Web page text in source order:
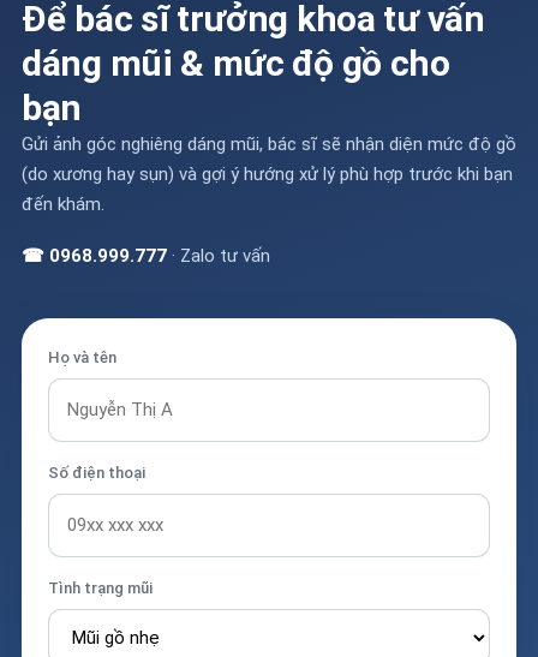
Để bác sĩ trưởng khoa tư vấn
dáng mũi & mức độ gồ cho
bạn
Gửi ảnh góc nghiêng dáng mũi, bác sĩ sẽ nhận diện mức độ gồ
(do xương hay sụn) và gợi ý hướng xử lý phù hợp trước khi bạn
đến khám.
☎ 0968.999.777 · Zalo tư vấn
Họ và tên
Số điện thoại
Tình trạng mũi